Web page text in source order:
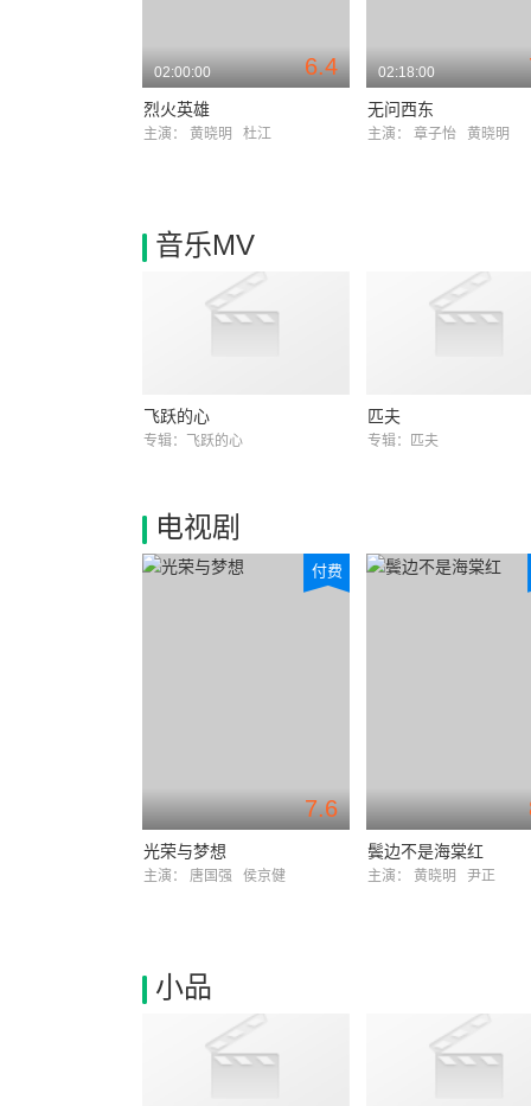
6.4
02:00:00
烈火英雄
主演： 黄晓明 杜江
02:18:00
无问西东
主演： 章子怡 黄晓明
音乐MV
飞跃的心
专辑：飞跃的心
匹夫
专辑：匹夫
电视剧
7.6
付费
光荣与梦想
主演： 唐国强 侯京健
鬓边不是海棠红
主演： 黄晓明 尹正
小品